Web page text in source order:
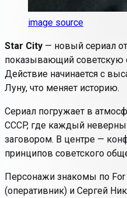
image source
Star City — новый сериал
показывающий советскую
Действие начинается с
Луну, что меняет историю.
Сериал погружает в
СССР, где каждый
заговором. В центре —
принципов советского
Персонажи знакомы по
(оперативник) и Сергей